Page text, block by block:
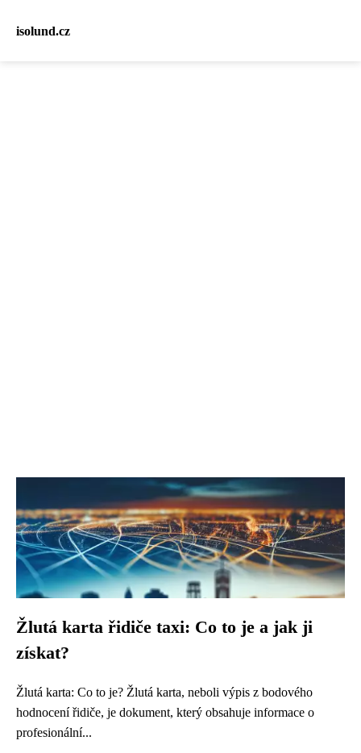
isolund.cz
Žlutá karta řidiče taxi: Co to je a jak ji
získat?
Žlutá karta: Co to je? Žlutá karta, neboli výpis z bodového
hodnocení řidiče, je dokument, který obsahuje informace o
profesionální...